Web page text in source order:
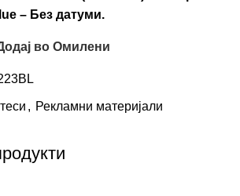
– Без датуми.
во Омилени
, Рекламни материјали